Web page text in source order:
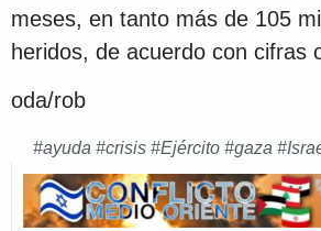
meses, en tanto más de 105
heridos, de acuerdo con cifras
oda/rob
#ayuda #crisis #Ejército #gaza #